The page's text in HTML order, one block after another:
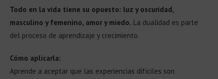
Todo en la vida tiene su opuesto: luz y oscuridad,
masculino y femenino, amor y miedo. La dualidad es parte
del proceso de aprendizaje y crecimiento.
Cómo aplicarla:
Aprende a aceptar que las experiencias difíciles son